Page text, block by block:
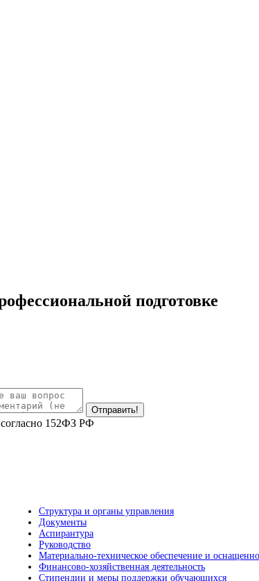
подготовке
152ФЗ РФ
Структура и органы управления
Документы
Аспирантура
Руководство
Материально-техническое обеспечение и
Финансово-хозяйственная деятельность
Стипендии и меры поддержки обучающихся